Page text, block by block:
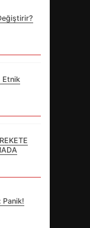
Etnik
Panik!
NE